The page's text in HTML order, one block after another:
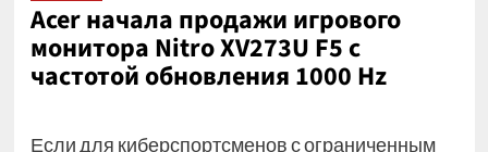
Acer начала продажи игрового
монитора Nitro XV273U F5 с
частотой обновления 1000 Hz
Если для киберспортсменов с ограниченным